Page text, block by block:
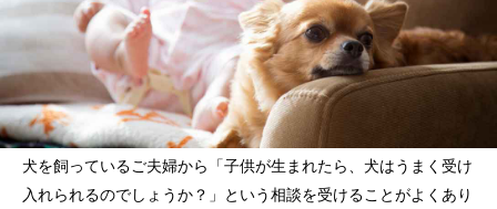
犬を飼っているご夫婦から「子供が生まれたら、犬はうまく受け
入れられるのでしょうか？」という相談を受けることがよくあり